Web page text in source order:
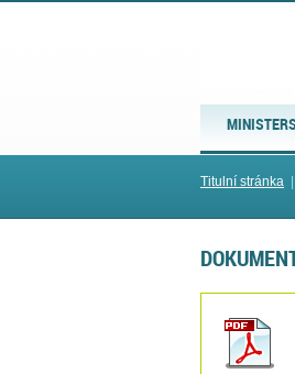
Titulní stránka